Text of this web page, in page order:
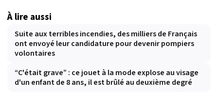
À lire aussi
Suite aux terribles incendies, des milliers de Français
ont envoyé leur candidature pour devenir pompiers
volontaires
“C'était grave” : ce jouet à la mode explose au visage
d'un enfant de 8 ans, il est brûlé au deuxième degré